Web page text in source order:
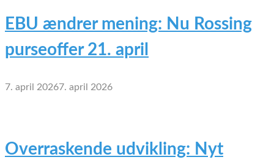
EBU ændrer mening: Nu Rossing
purseoffer 21. april
7. april 20267. april 2026
Overraskende udvikling: Nyt